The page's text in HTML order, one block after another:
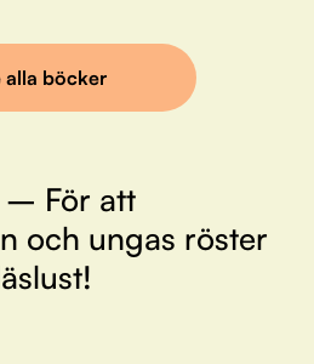
alla böcker
– För att
och ungas röster